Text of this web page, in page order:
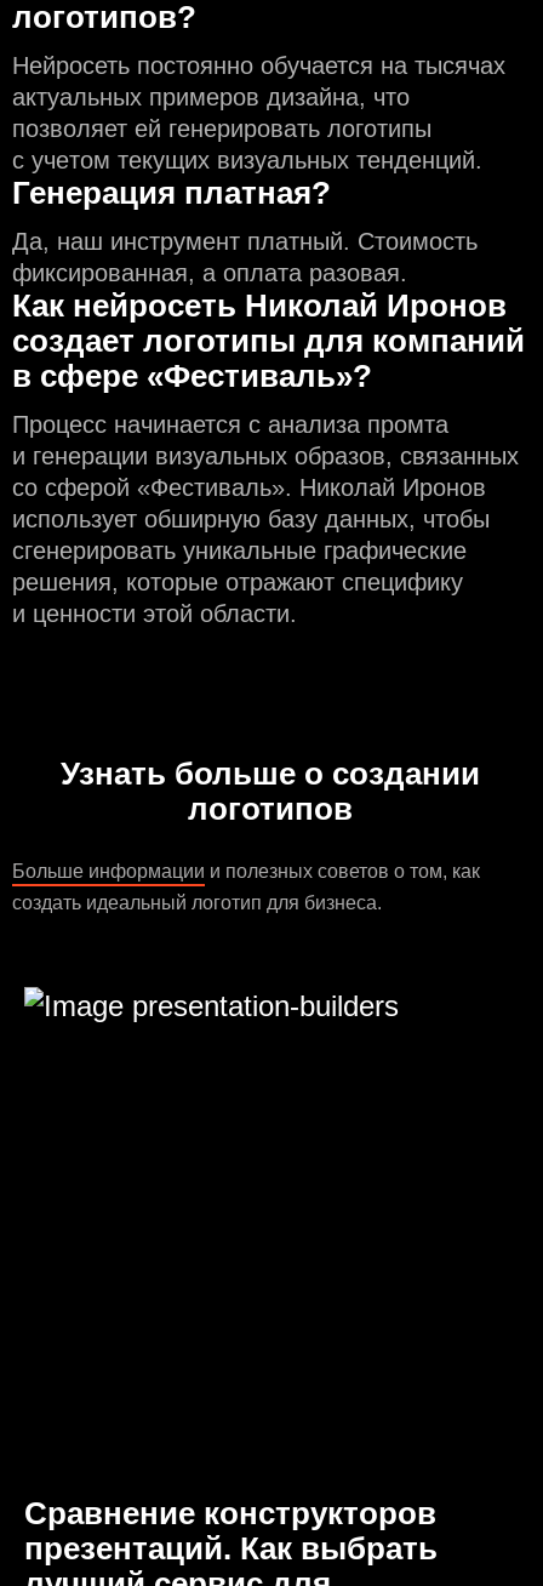
логотипов?
Нейросеть постоянно обучается на тысячах
актуальных примеров дизайна, что
позволяет ей генерировать логотипы
с учeтом текущих визуальных тенденций.
Генерация платная?
Да, наш инструмент платный. Стоимость
фиксированная, а оплата разовая.
Как нейросеть Николай Иронов
создаeт логотипы для компаний
в сфере «Фестиваль»?
Процесс начинается с анализа промта
и генерации визуальных образов, связанных
со сферой «Фестиваль». Николай Иронов
использует обширную базу данных, чтобы
сгенерировать уникальные графические
решения, которые отражают специфику
и ценности этой области.
Узнать больше о создании
логотипов
Больше информации и полезных советов о том, как
создать идеальный логотип для бизнеса.
Сравнение конструкторов
презентаций. Как выбрать